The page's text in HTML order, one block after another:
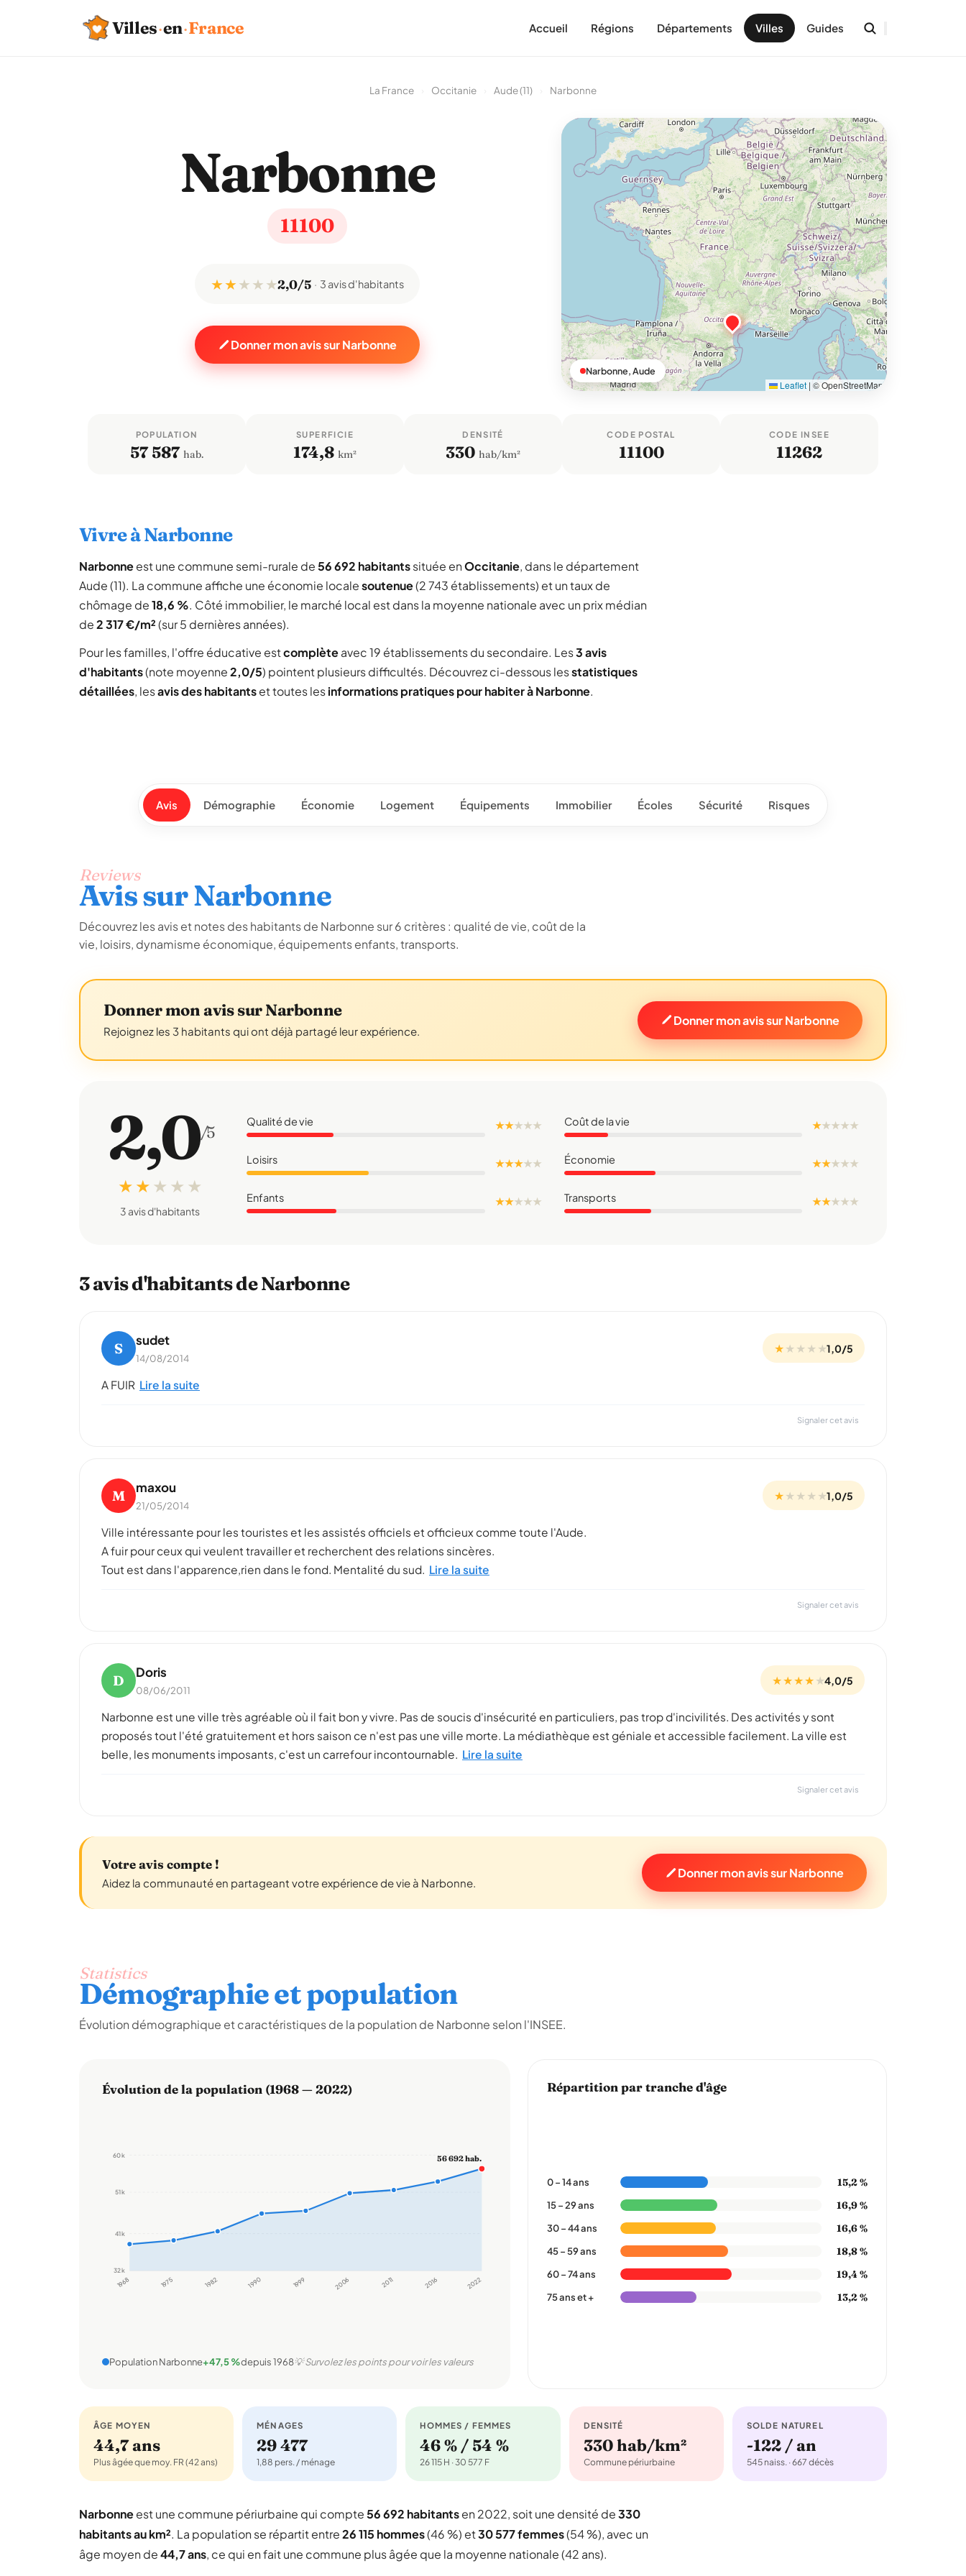
Villes·en·France Accueil Régions Départements Villes Guides
La France Occitanie Aude (11) Narbonne
Narbonne
11100
★ ★★ ★ ★2,0/5 3 avis d'habitants
Donner mon avis sur Narbonne
Leaflet | © OpenStreetMap
Narbonne, Aude
POPULATION
57 587 hab.
SUPERFICIE
174,8 km²
DENSITÉ
330 hab/km²
CODE POSTAL
11100
CODE INSEE
11262
Vivre à Narbonne
Narbonneest une commune semi-rurale de56 692 habitantssituée enOccitanie, dans le département
Aude (11). La commune affiche une économie localesoutenue(2 743 établissements) et un taux de
chômage de18,6 %. Côté immobilier, le marché local est dans la moyenne nationale avec un prix médian
de2 317 €/m²(sur 5 dernières années).
Pour les familles, l'offre éducative estcomplèteavec 19 établissements du secondaire. Les3 avis
d'habitants(note moyenne2,0/5) pointent plusieurs difficultés. Découvrez ci-dessous lesstatistiques
détaillées, lesavis des habitantset toutes lesinformations pratiques pour habiter à Narbonne.
Avis Démographie Économie Logement Équipements Immobilier Écoles Sécurité Risques
Reviews
Avis sur Narbonne
Découvrez les avis et notes des habitants de Narbonne sur 6 critères : qualité de vie, coût de la
vie, loisirs, dynamisme économique, équipements enfants, transports.
Donner mon avis sur Narbonne
Rejoignez les 3 habitants qui ont déjà partagé leur expérience.
Donner mon avis sur Narbonne
2,0/5
★ ★ ★ ★ ★
3 avis d'habitants
Qualité de vie ★ ★★★★ Coût de la vie ★★★★★
Loisirs ★ ★ ★★★ Économie ★ ★★★★
Enfants ★ ★★★★ Transports ★ ★★★★
3 avis d'habitants de Narbonne
S sudet
14/08/2014
★★ ★ ★ ★1,0/5
A FUIR Lire la suite
Signaler cet avis
M maxou
21/05/2014
★★ ★ ★ ★1,0/5
Ville intéressante pour les touristes et les assistés officiels et officieux comme toute l'Aude.
A fuir pour ceux qui veulent travailler et recherchent des relations sincères.
Tout est dans l'apparence,rien dans le fond. Mentalité du sud. Lire la suite
Signaler cet avis
D Doris
08/06/2011
★ ★ ★ ★★4,0/5
Narbonne est une ville très agréable où il fait bon y vivre. Pas de soucis d'insécurité en particuliers, pas trop d'incivilités. Des activités y sont
proposés tout l'été gratuitement et hors saison ce n'est pas une ville morte. La médiathèque est géniale et accessible facilement. La ville est
belle, les monuments imposants, c'est un carrefour incontournable. Lire la suite
Signaler cet avis
Votre avis compte !
Aidez la communauté en partageant votre expérience de vie à Narbonne.
Donner mon avis sur Narbonne
Statistics
Démographie et population
Évolution démographique et caractéristiques de la population de Narbonne selon l'INSEE.
Évolution de la population (1968 — 2022)
32 k
41 k
51 k
60 k
1968 1975 1982 1990 1999 2006 2011 2016 2022
56 692 hab.
Population Narbonne+47,5 %depuis 1968💡 Survolez les points pour voir les valeurs
Répartition par tranche d'âge
0 – 14 ans 15,2 %
15 – 29 ans 16,9 %
30 – 44 ans 16,6 %
45 – 59 ans 18,8 %
60 – 74 ans 19,4 %
75 ans et + 13,2 %
ÂGE MOYEN
44,7 ans
Plus âgée que moy. FR (42 ans)
MÉNAGES
29 477
1,88 pers. / ménage
HOMMES / FEMMES
46 % / 54 %
26 115 H · 30 577 F
DENSITÉ
330 hab/km²
Commune périurbaine
SOLDE NATUREL
-122 / an
545 naiss. · 667 décès
Narbonneest une commune périurbaine qui compte56 692 habitantsen 2022, soit une densité de330
habitants au km². La population se répartit entre26 115 hommes(46 %) et30 577 femmes(54 %), avec un
âge moyen de44,7 ans, ce qui en fait une commune plus âgée que la moyenne nationale (42 ans).